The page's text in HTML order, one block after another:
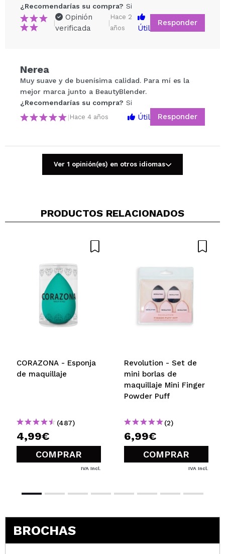
Tu vídeo podría ser el primero. Imagínatelo...
¿Recomendarías su compra?
5/5
¿Recomendarías su compra? Si
|
Opinión
verificada
|
Hace 2
años
Útil
Responder
Nerea
Muy suave y de buenísima calidad. Para mí es la
mejor marca junto a BeautyBlender.
¿Recomendarías su compra? Si
| Hace 4 años Útil Responder
Ver 1 opinión(es) en otros idiomas
PRODUCTOS RELACIONADOS
CORAZONA - Esponja
de maquillaje
(487)
4,99€
COMPRAR
IVA Incl.
Revolution - Set de
mini borlas de
maquillaje Mini Finger
Powder Puff
(2)
6,99€
COMPRAR
IVA Incl.
BROCHAS